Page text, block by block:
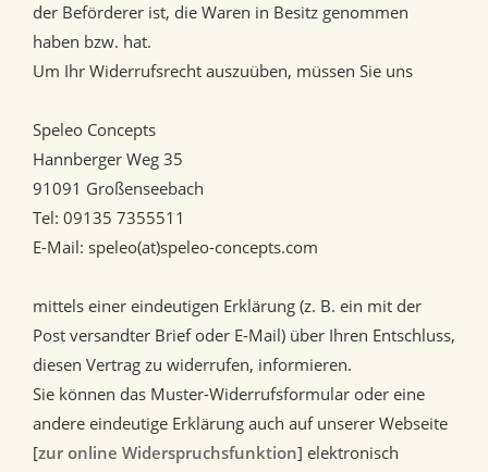
der Beförderer ist, die Waren in Besitz genommen
haben bzw. hat.
Um Ihr Widerrufsrecht auszuüben, müssen Sie uns
Speleo Concepts
Hannberger Weg 35
91091 Großenseebach
Tel: 09135 7355511
E-Mail: speleo(at)speleo-concepts.com
mittels einer eindeutigen Erklärung (z. B. ein mit der
Post versandter Brief oder E-Mail) über Ihren Entschluss,
diesen Vertrag zu widerrufen, informieren.
Sie können das Muster-Widerrufsformular oder eine
andere eindeutige Erklärung auch auf unserer Webseite
[zur online Widerspruchsfunktion] elektronisch